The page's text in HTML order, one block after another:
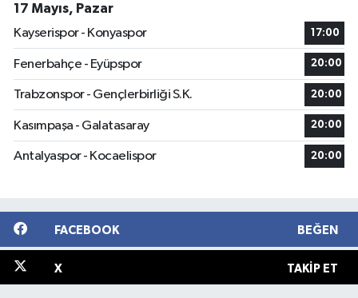
17 Mayıs, Pazar
Kayserispor - Konyaspor
17:00
Fenerbahçe - Eyüpspor 20:00
Trabzonspor - Gençlerbirliği S.K. 20:00
Kasımpaşa - Galatasaray 20:00
Antalyaspor - Kocaelispor 20:00
FACEBOOK BEĞEN
X TAKIP ET